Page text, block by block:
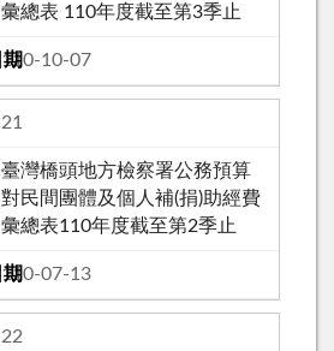
彙總表 110年度截至第3季止
110-10-07
21
臺灣橋頭地方檢察署公務預算
對民間團體及個人補(捐)助經費
彙總表110年度截至第2季止
110-07-13
22